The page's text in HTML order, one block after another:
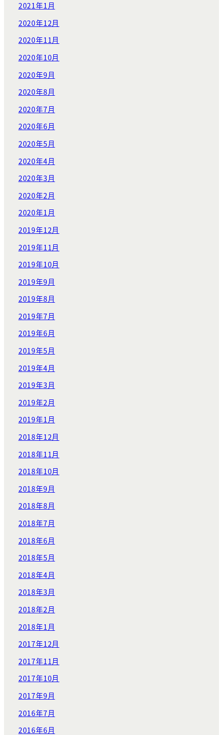
2021年1月
2020年12月
2020年11月
2020年10月
2020年9月
2020年8月
2020年7月
2020年6月
2020年5月
2020年4月
2020年3月
2020年2月
2020年1月
2019年12月
2019年11月
2019年10月
2019年9月
2019年8月
2019年7月
2019年6月
2019年5月
2019年4月
2019年3月
2019年2月
2019年1月
2018年12月
2018年11月
2018年10月
2018年9月
2018年8月
2018年7月
2018年6月
2018年5月
2018年4月
2018年3月
2018年2月
2018年1月
2017年12月
2017年11月
2017年10月
2017年9月
2016年7月
2016年6月